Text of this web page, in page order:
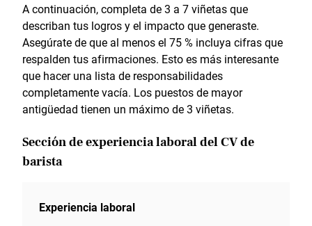
A continuación, completa de 3 a 7 viñetas que
describan tus logros y el impacto que generaste.
Asegúrate de que al menos el 75 % incluya cifras que
respalden tus afirmaciones. Esto es más interesante
que hacer una lista de responsabilidades
completamente vacía. Los puestos de mayor
antigüedad tienen un máximo de 3 viñetas.
Sección de experiencia laboral del CV de
barista
Experiencia laboral